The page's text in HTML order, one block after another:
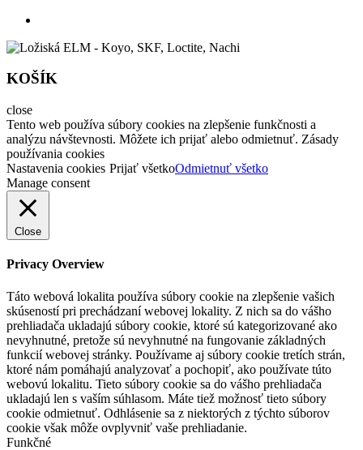
KOŠÍK
close
Tento web používa súbory cookies na zlepšenie funkčnosti a
analýzu návštevnosti. Môžete ich prijať alebo odmietnuť. Zásady
používania cookies
Nastavenia cookies Prijať všetkoOdmietnuť všetko
Manage consent
Close
Privacy Overview
Táto webová lokalita používa súbory cookie na zlepšenie vašich
skúseností pri prechádzaní webovej lokality. Z nich sa do vášho
prehliadača ukladajú súbory cookie, ktoré sú kategorizované ako
nevyhnutné, pretože sú nevyhnutné na fungovanie základných
funkcií webovej stránky. Používame aj súbory cookie tretích strán,
ktoré nám pomáhajú analyzovať a pochopiť, ako používate túto
webovú lokalitu. Tieto súbory cookie sa do vášho prehliadača
ukladajú len s vaším súhlasom. Máte tiež možnosť tieto súbory
cookie odmietnuť. Odhlásenie sa z niektorých z týchto súborov
cookie však môže ovplyvniť vaše prehliadanie.
Funkčné